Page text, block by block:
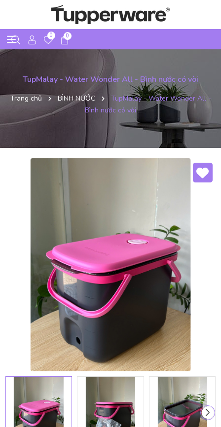
0 0
TupMalay - Water Wonder All - Bình nước có vòi
Trang chủ BÌNH NƯỚC
TupMalay - Water Wonder All -
Bình nước có vòi